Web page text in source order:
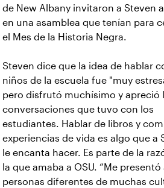
de New Albany invitaron a Steven
en una asamblea que tenían para
el Mes de la Historia Negra.
Steven dice que la idea de hablar
niños de la escuela fue "muy
pero disfrutó muchísimo y apreció
conversaciones que tuvo con los
estudiantes. Hablar de libros y
experiencias de vida es algo que a
le encanta hacer. Es parte de la
la que amaba a OSU. “Me
personas diferentes de muchas